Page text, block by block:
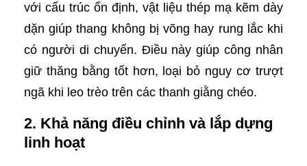
với cấu trúc ổn định, vật liệu thép mạ kẽm dày
dặn giúp thang không bị võng hay rung lắc khi
có người di chuyển. Điều này giúp công nhân
giữ thăng bằng tốt hơn, loại bỏ nguy cơ trượt
ngã khi leo trèo trên các thanh giằng chéo.
2. Khả năng điều chỉnh và lắp dựng
linh hoạt